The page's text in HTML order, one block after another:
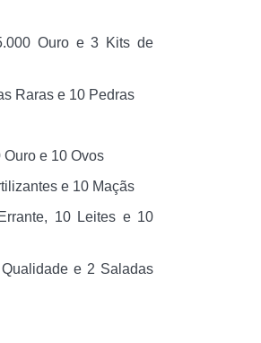
Ouro e 3 Kits de
Raras e 10 Pedras
e 10 Ovos
e 10 Maçãs
10 Leites e 10
e 2 Saladas